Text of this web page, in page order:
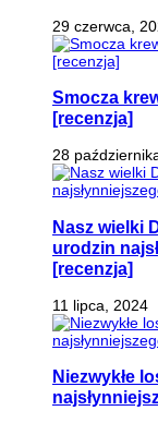
29 czerwca,
Smocza
[recenzja]
28
Nasz wielki
urodzin
[recenzja]
11 lipca, 2024
Niezwykłe